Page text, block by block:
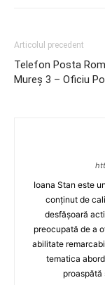
Articolul precedent
Telefon Posta
Mureş 3 – Oficiu
Ioana Stan este
conținut de
desfășoară
preocupată de a
abilitate
tematica